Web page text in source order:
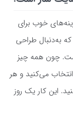
خوب برای
به‌دنبال طراحی
چون همه چیز
می‌کنید و هر
این کار یک روز